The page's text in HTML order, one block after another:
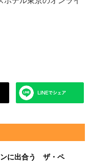
ンに出合う ザ・ペ